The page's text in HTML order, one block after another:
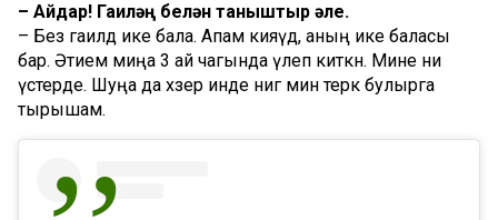
– Айдар! Гаиләң белән таныштыр әле.
– Без гаиләдә ике бала. Апам кияүдә, аның ике баласы
бар. Әтием миңа 3 ай чагында үлеп киткән. Мине әни
үстерде. Шуңа да хәзер инде әнигә мин терәк булырга
тырышам.